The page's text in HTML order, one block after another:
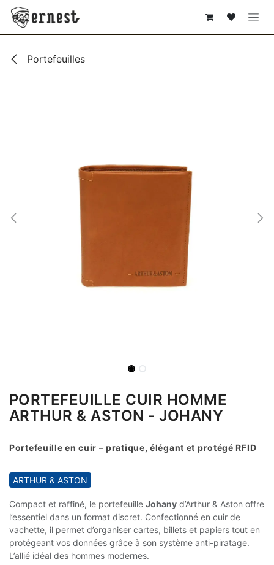
SE RENDRE AU CONTENU
Portefeuilles
PORTEFEUILLE CUIR HOMME
ARTHUR & ASTON - JOHANY
Portefeuille en cuir – pratique, élégant et protégé RFID
ARTHUR & ASTON
Compact et raffiné, le portefeuille Johany d’Arthur & Aston offre
l’essentiel dans un format discret. Confectionné en cuir de
vachette, il permet d’organiser cartes, billets et papiers tout en
protégeant vos données grâce à son système anti-piratage.
L’allié idéal des hommes modernes.